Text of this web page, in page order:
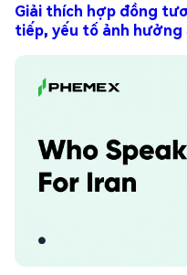
Giải thích hợp đồng
tiếp, yếu tố ảnh